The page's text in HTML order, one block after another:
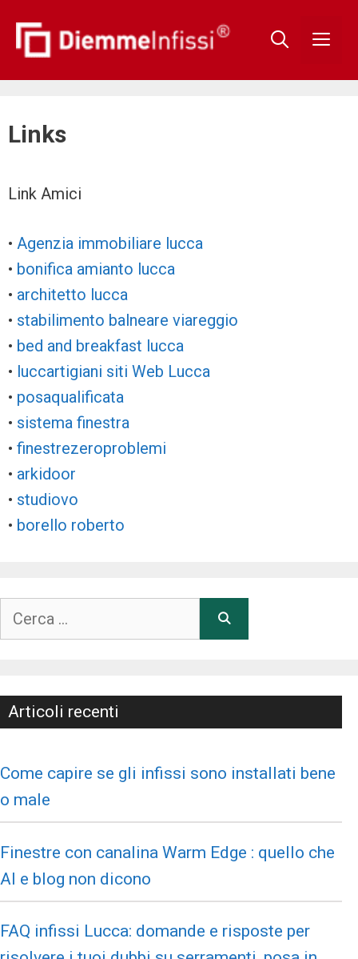
contenuto
Links
Link Amici
• Agenzia immobiliare lucca
• bonifica amianto lucca
• architetto lucca
• stabilimento balneare viareggio
• bed and breakfast lucca
• luccartigiani siti Web Lucca
• posaqualificata
• sistema finestra
• finestrezeroproblemi
• arkidoor
• studiovo
• borello roberto
Ricerca
per:
Articoli recenti
Come capire se gli infissi sono installati bene
o male
Finestre con canalina Warm Edge : quello che
AI e blog non dicono
FAQ infissi Lucca: domande e risposte per